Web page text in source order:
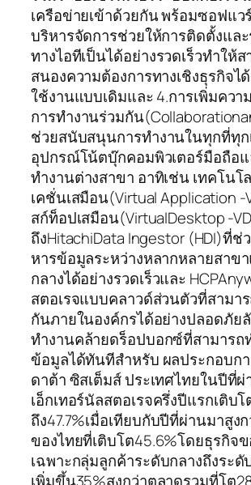
เครือข่ายเข้าด้วยกัน พร้อมซอฟแว
บริหารจัดการช่วยให้การติดตั้งแล
ทางไอทีเป็นได้อย่างรวดเร็วทำให้
สนองความต้องการทางเชิงธุรกิจไ
ใช้งานแบบเดิมและ 4.การเพิ่มควา
การทำงานร่วมกัน
ช่วยสนับสนุนการทำงานในทุกที่ทุก
อุปกรณ์โน้ตบุ๊กคอมพิวเตอร์มือถือแ
ทำงานต่างสาขา อาทิเช่น เทคโน
เคชั่นเสมือน(Virtual Application -
สก์ท็อปเสมือน(VirtualDesktop -
ถึงHitachiData Ingestor (HDI)ที่ช่
หารข้อมูลระหว่างหลากหลายสาข
กลางได้อย่างรวดเร็วและ
สตอเรจแบบคลาวด์ส่วนตัวที่สามา
กันภายในองค์กรได้อย่างปลอดภัย
ทำงานคล้ายดร็อปบอกซ์ที่สามารถ
ข้อมูลได้ทันทีสำหรับ ผลประกอบก
ดาต้า ซิสเต็มส์ ประเทศไทยในปีที่
เอ็กเทอร์นัลสตอเรจครึ่งปีแรกเติบโ
ถึง47.7%เมื่อเทียบกับปีที่ผ่านมาสูง
ของไทยที่เติบโต45.6%โดยธุรกิจข
เฉพาะกลุ่มลูกค้าระดับกลางถึงระ